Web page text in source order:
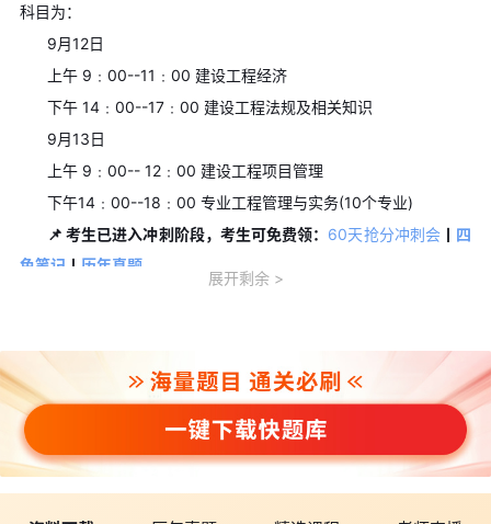
科目为：
9月12日
上午 9﹕00--11﹕00 建设工程经济
下午 14﹕00--17﹕00 建设工程法规及相关知识
9月13日
上午 9﹕00-- 12﹕00 建设工程项目管理
下午14﹕00--18﹕00 专业工程管理与实务(10个专业)
📌 考生已进入冲刺阶段，考生可免费领： 60天抢分冲刺会丨 四
色笔记 丨 历年真题
人事考试网(www.cpta.com.cn)自行下载打印准考证，并按准考证
中载明的时间、地点参加考试。
一建已进入冲刺阶段，为了让考生及时打印准考证并参加考
试，小编建议考生可立即填写本文顶部免费预约短信提醒服务，届
时我们会及时通知考生2026年一级建造师准考证打印时间、考试时
展开剩余